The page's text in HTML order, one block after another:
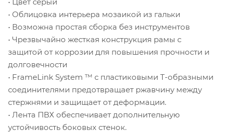
• Облицовка интерьера мозаикой из гальки
• Возможна простая сборка без инструментов
• Чрезвычайно жесткая конструкция рамы с
защитой от коррозии для повышения прочности и
долговечности
• FrameLink System ™ с пластиковыми Т-образными
соединителями предотвращает ржавчину между
стержнями и защищает от деформации.
• Лента ПВХ обеспечивает дополнительную
устойчивость боковых стенок.